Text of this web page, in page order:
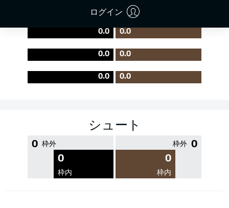
ログイン
PASS EFFICIENCY
0.0 0.0
0.0 0.0
0.0 0.0
シュート
0 枠外
0
枠内
0
枠外
0
枠内